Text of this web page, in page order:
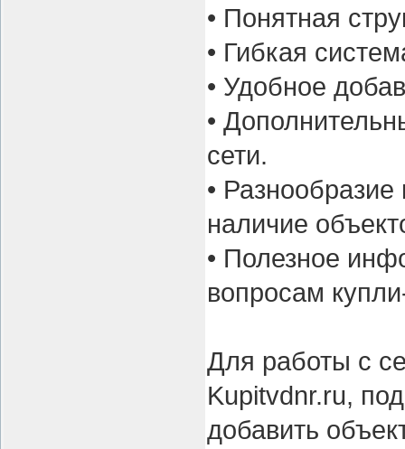
• Понятная
• Гибкая
• Удобное
•
сети.
•
наличие
• Полезное
вопросам
Для работы с
Kupitvdnr.ru,
добавить